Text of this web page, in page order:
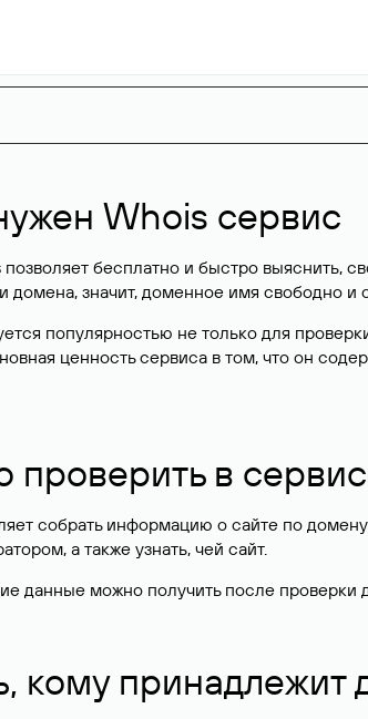
Whois сервис
бесплатно и быстро
домена, значит, доменное имя свободно
популярностью не только для
ценность сервиса в том, что он
проверить в
собрать информацию о сайте по
а также узнать, чей сайт.
данные можно получить после проверки
кому принадлежит